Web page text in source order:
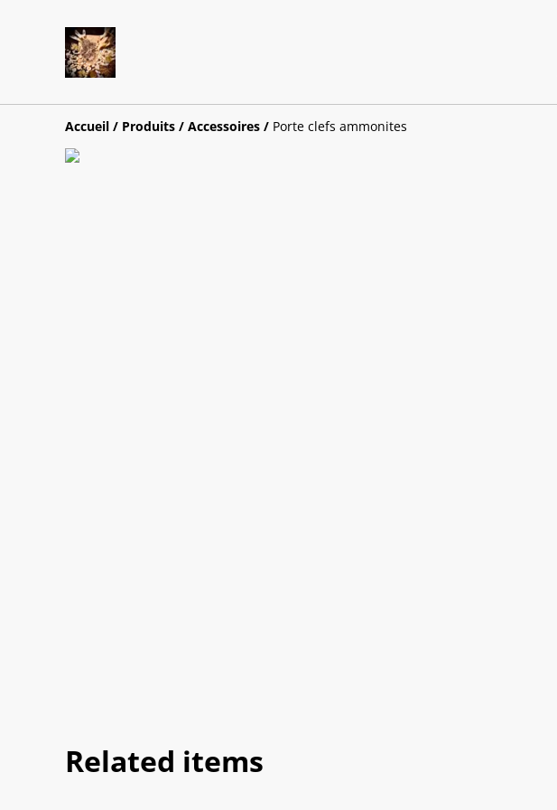
Accueil / Produits / Accessoires / Porte clefs ammonites
Related items